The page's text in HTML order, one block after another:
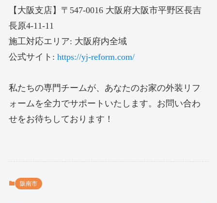
【大阪支店】〒547-0016 大阪府大阪市平野区長吉
長原4-11-11
施工対応エリア: 大阪府内全域
公式サイト: https://yj-reform.com/
私たちの専門チームが、あなたのお家の外装リフ
ォームを全力でサポートいたします。お問い合わ
せをお待ちしております！
阪南市